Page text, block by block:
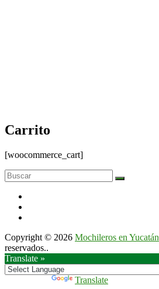
Carrito
[woocommerce_cart]
Copyright © 2026 Mochileros en Yucatán
reservados..
Translate »
Translate